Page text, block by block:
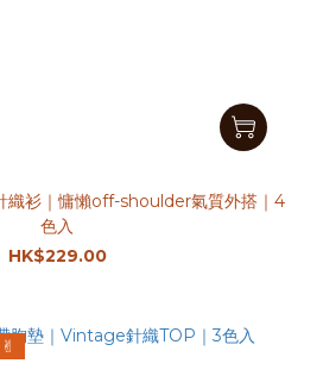
織衫｜慵懶off-shoulder氣質外搭｜4
色入
HK$229.00